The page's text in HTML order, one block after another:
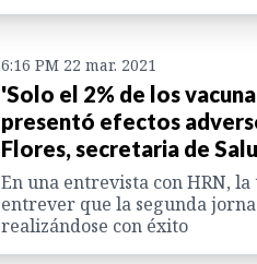
6:16 PM 22 mar. 2021
'Solo el 2% de los
presentó efectos
Flores, secretaria de
En una entrevista con HRN,
entrever que la segunda
realizándose con éxito